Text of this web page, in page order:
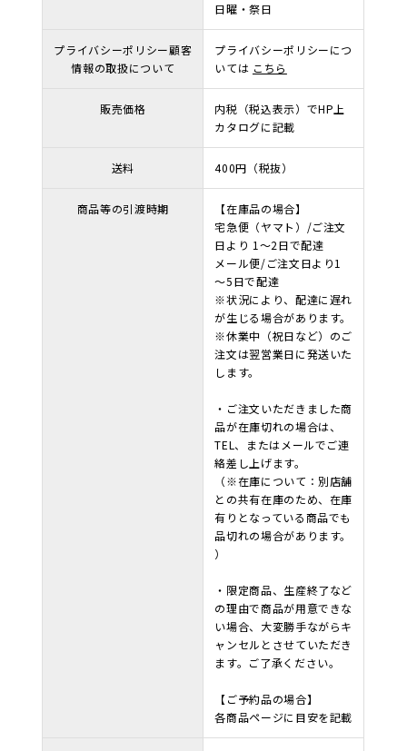
日曜・祭日
プライバシーポリシー顧客
情報の取扱について
プライバシーポリシーにつ
いては こちら
販売価格
内税（税込表示）でHP上
カタログに記載
送料 400円（税抜）
商品等の引渡時期
【在庫品の場合】
宅急便（ヤマト）/ご注文
日より 1～2日で配達
メール便/ご注文日より1
～5日で配達
※状況により、配達に遅れ
が生じる場合があります。
※休業中（祝日など）のご
注文は翌営業日に発送いた
します。
・ご注文いただきました商
品が在庫切れの場合は、
TEL、またはメールでご連
絡差し上げます。
（※在庫について：別店舗
との共有在庫のため、在庫
有りとなっている商品でも
品切れの場合があります。
）
・限定商品、生産終了など
の理由で商品が用意できな
い場合、大変勝手ながらキ
ャンセルとさせていただき
ます。ご了承ください。
【ご予約品の場合】
各商品ページに目安を記載